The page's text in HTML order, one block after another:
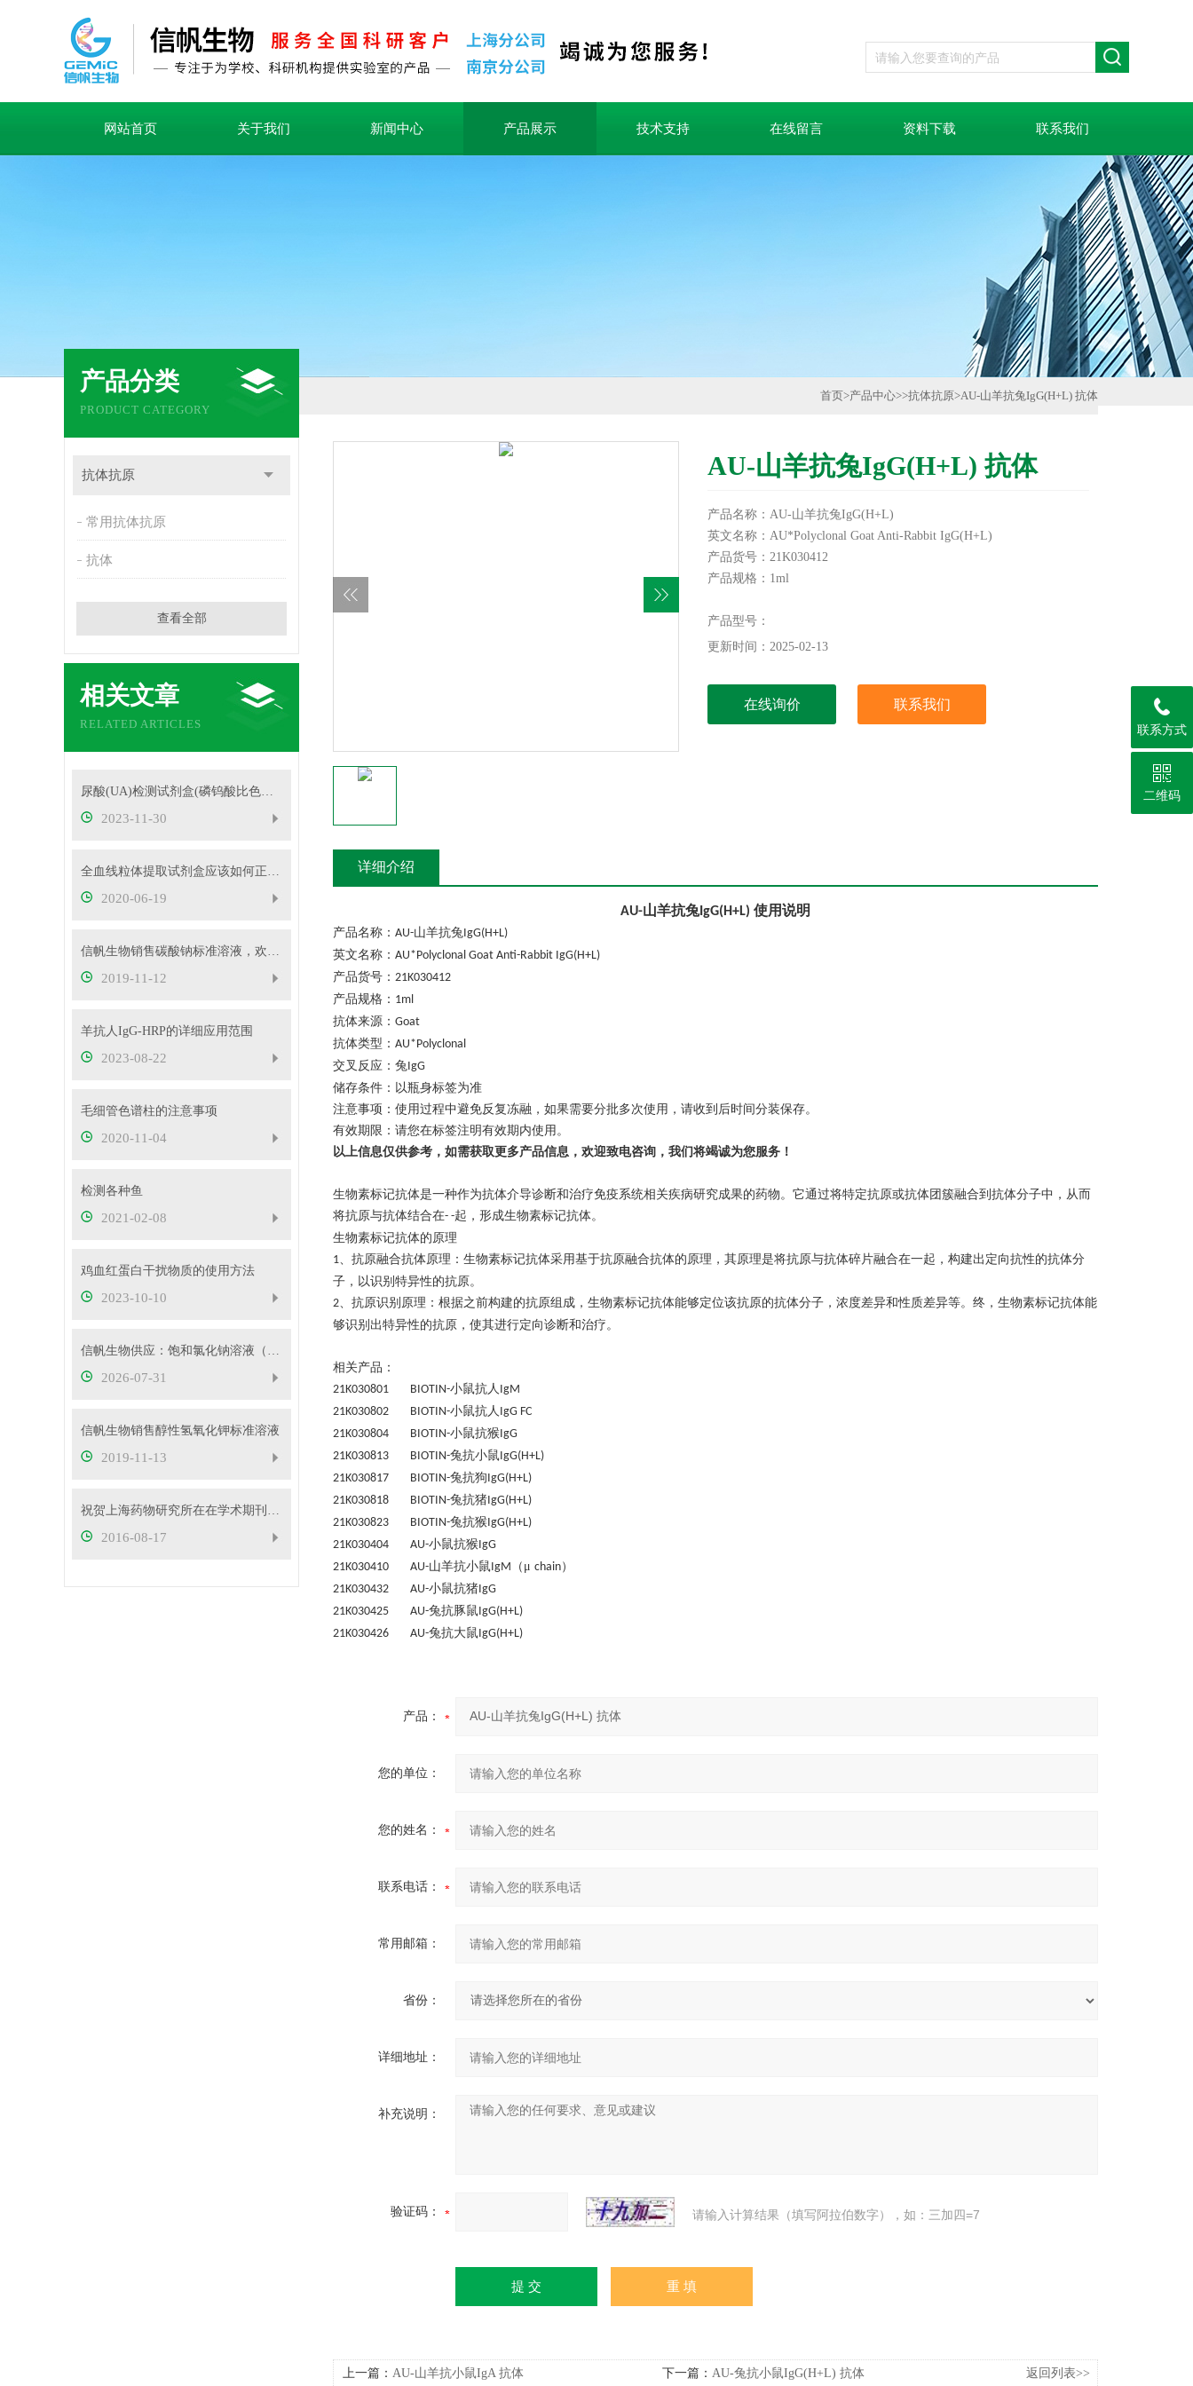
网站首页 关于我们 新闻中心 产品展示 技术支持 在线留言 资料下载 联系我们
产品分类
PRODUCT CATEGORY
抗体抗原
常用抗体抗原
抗体
查看全部
相关文章
RELATED ARTICLES
尿酸(UA)检测试剂盒(磷钨酸比色法)的操作步骤
2023-11-30
全血线粒体提取试剂盒应该如何正确使用
2020-06-19
信帆生物销售碳酸钠标准溶液，欢迎抢购
2019-11-12
羊抗人IgG-HRP的详细应用范围
2023-08-22
毛细管色谱柱的注意事项
2020-11-04
检测各种鱼
2021-02-08
鸡血红蛋白干扰物质的使用方法
2023-10-10
信帆生物供应：饱和氯化钠溶液（26.5%）
2026-07-31
信帆生物销售醇性氢氧化钾标准溶液
2019-11-13
祝贺上海药物研究所在在学术期刊elife在线发表研究论文
2016-08-17
首页>产品中心>>抗体抗原>AU-山羊抗兔IgG(H+L) 抗体
AU-山羊抗兔IgG(H+L) 抗体
产品名称：AU-山羊抗兔IgG(H+L)
英文名称：AU*Polyclonal Goat Anti-Rabbit IgG(H+L)
产品货号：21K030412
产品规格：1ml
本产品仅供科研实验用，不做其它用途！
产品型号：
更新时间：2025-02-13
在线询价 联系我们
详细介绍
AU-山羊抗兔IgG(H+L) 使用说明
产品名称： AU-山羊抗兔IgG(H+L)
英文名称： AU*Polyclonal Goat Anti-Rabbit IgG(H+L)
产品货号： 21K030412
产品规格： 1ml
抗体来源： Goat
抗体类型： AU*Polyclonal
交叉反应：兔IgG
储存条件： 以瓶身标签为准
注意事项：使用过程中避免反复冻融，如果需要分批多次使用，请收到后时间分装保存。
有效期限：请您在标签注明有效期内使用。
以上信息仅供参考，如需获取更多产品信息，欢迎致电咨询，我们将竭诚为您服务！
生物素标记抗体是一种作为抗体介导诊断和治疗免疫系统相关疾病研究成果的药物。它通过将特定抗原或抗体团簇融合到抗体分子中，从而
将抗原与抗体结合在- -起，形成生物素标记抗体。
生物素标记抗体的原理
1、抗原融合抗体原理：生物素标记抗体采用基于抗原融合抗体的原理，其原理是将抗原与抗体碎片融合在一起，构建出定向抗性的抗体分
子，以识别特异性的抗原。
2、 抗原识别原理 ： 根据之前构建的抗原组成，生物素标记抗体能够定位该抗原的抗体分子，浓度差异和性质差异等。终，生物素标记抗体能
够识别出特异性的抗原，使其进行定向诊断和治疗。
相关产品：
21K030801 BIOTIN-小鼠抗人 IgM
21K030802 BIOTIN-小鼠抗人 IgG FC
21K030804 BIOTIN-小鼠抗猴IgG
21K030813 BIOTIN-兔抗小鼠IgG(H+L)
21K030817 BIOTIN-兔抗狗IgG(H+L)
21K030818 BIOTIN-兔抗猪IgG(H+L)
21K030823 BIOTIN-兔抗猴IgG(H+L)
21K030404 AU-小鼠抗猴IgG
21K030410 AU-山羊抗小鼠IgM （μ chain）
21K030432 AU-小鼠抗猪IgG
21K030425 AU-兔抗豚鼠IgG(H+L)
21K030426 AU-兔抗大鼠IgG(H+L)
产品：
您的单位：
您的姓名：
联系电话：
常用邮箱：
省份：
详细地址：
补充说明：
验证码： 请输入计算结果（填写阿拉伯数字），如：三加四=7
上一篇： AU-山羊抗小鼠IgA 抗体 下一篇： AU-兔抗小鼠IgG(H+L) 抗体 返回列表>>
联系方式
二维码